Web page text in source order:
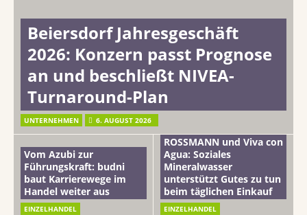
Beiersdorf Jahresgeschäft
2026: Konzern passt Prognose
an und beschließt NIVEA-
Turnaround-Plan
UNTERNEHMEN 6. AUGUST 2026
Vom Azubi zur
Führungskraft: budni
baut Karrierewege im
Handel weiter aus
EINZELHANDEL
ROSSMANN und Viva con
Agua: Soziales
Mineralwasser
unterstützt Gutes zu tun
beim täglichen Einkauf
EINZELHANDEL